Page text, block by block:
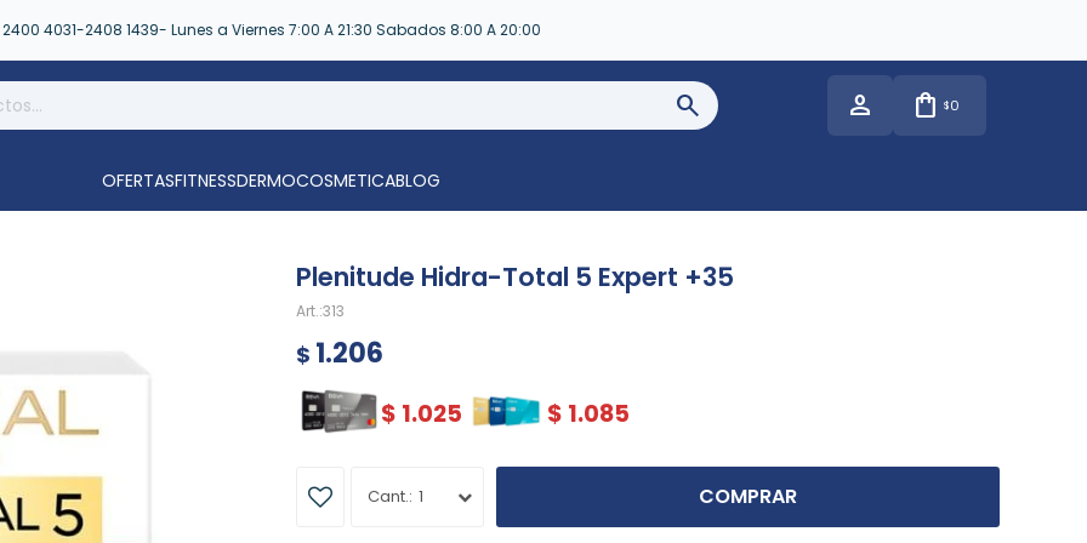
2400 4031-2408 1439- Lunes a Viernes 7:00 A 21:30 Sabados 8:00 A 20:00
$0
OFERTASFITNESSDERMOCOSMETICABLOG
Plenitude Hidra-Total 5 Expert +35
313
$ 1.206
$ 1.025 $ 1.085
1 COMPRAR